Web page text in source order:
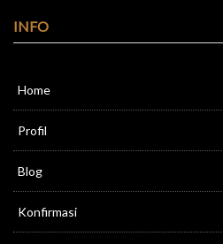
INFO
Home
Profil
Blog
Konfirmasi